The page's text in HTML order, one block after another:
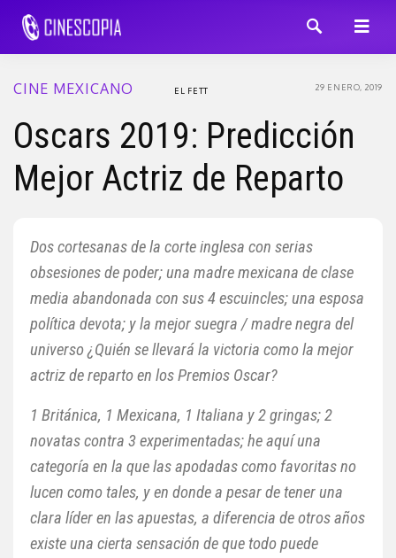
CINE MEXICANO 29 ENERO, 2019
EL FETT
Oscars 2019: Predicción
Mejor Actriz de Reparto
Dos cortesanas de la corte inglesa con serias
obsesiones de poder; una madre mexicana de clase
media abandonada con sus 4 escuincles; una esposa
política devota; y la mejor suegra / madre negra del
universo ¿Quién se llevará la victoria como la mejor
actriz de reparto en los Premios Oscar?
1 Británica, 1 Mexicana, 1 Italiana y 2 gringas; 2
novatas contra 3 experimentadas; he aquí una
categoría en la que las apodadas como favoritas no
lucen como tales, y en donde a pesar de tener una
clara líder en las apuestas, a diferencia de otros años
existe una cierta sensación de que todo puede